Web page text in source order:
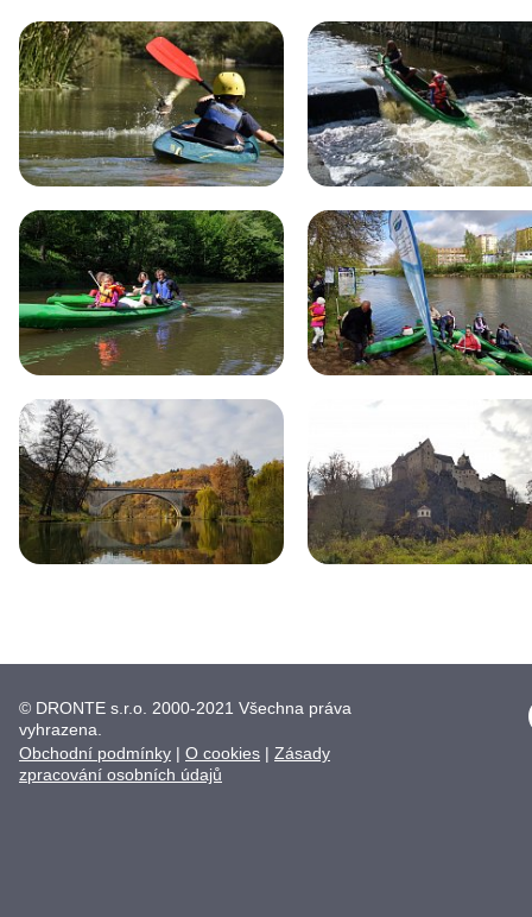
© DRONTE s.r.o. 2000-2021 Všechna práva
vyhrazena.
Obchodní podmínky | O cookies | Zásady
zpracování osobních údajů